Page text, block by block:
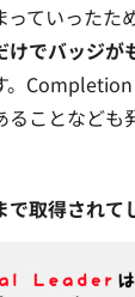
ていったため
けでバッジが
。
ことなども
で取得されて